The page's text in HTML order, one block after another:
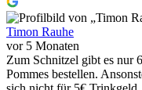
Timon Rauhe
vor 5 Monaten
Zum Schnitzel gibt es nur
Pommes bestellen.